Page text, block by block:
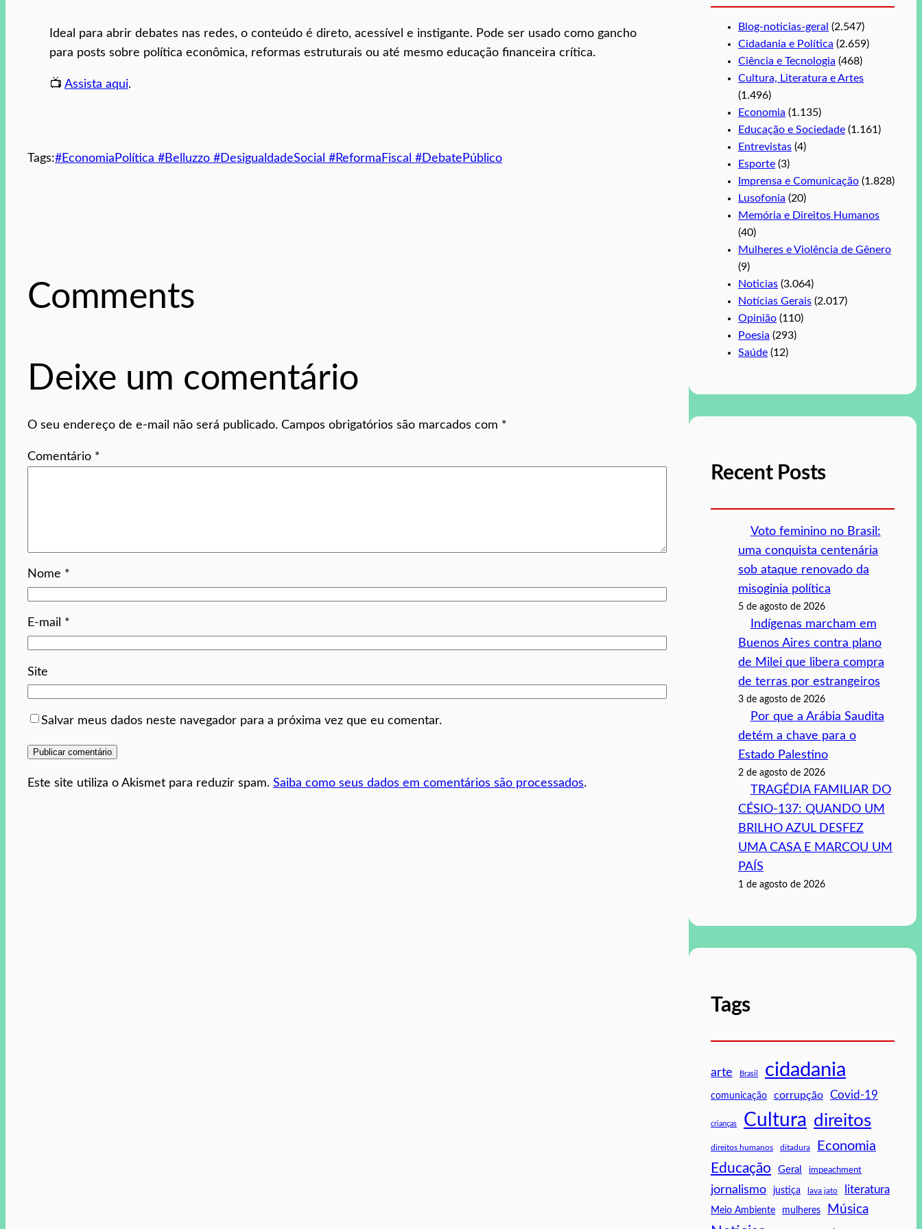
Ideal para abrir debates nas redes, o conteúdo é direto, acessível e instigante. Pode ser usado como gancho
para posts sobre política econômica, reformas estruturais ou até mesmo educação financeira crítica.
📺 Assista aqui.
Tags:#EconomiaPolítica #Belluzzo #DesigualdadeSocial #ReformaFiscal #DebatePúblico
Comments
Deixe um comentário
O seu endereço de e-mail não será publicado. Campos obrigatórios são marcados com *
Comentário *
Nome *
E-mail *
Site
Salvar meus dados neste navegador para a próxima vez que eu comentar.
Este site utiliza o Akismet para reduzir spam. Saiba como seus dados em comentários são processados.
Blog-noticias-geral (2.547)
Cidadania e Política (2.659)
Ciência e Tecnologia (468)
Cultura, Literatura e Artes
(1.496)
Economia (1.135)
Educação e Sociedade (1.161)
Entrevistas (4)
Esporte (3)
Imprensa e Comunicação (1.828)
Lusofonia (20)
Memória e Direitos Humanos
(40)
Mulheres e Violência de Gênero
(9)
Noticias (3.064)
Notícias Gerais (2.017)
Opinião (110)
Poesia (293)
Saúde (12)
Recent Posts
Voto feminino no Brasil:
uma conquista centenária
sob ataque renovado da
misoginia política
5 de agosto de 2026
Indígenas marcham em
Buenos Aires contra plano
de Milei que libera compra
de terras por estrangeiros
3 de agosto de 2026
Por que a Arábia Saudita
detém a chave para o
Estado Palestino
2 de agosto de 2026
TRAGÉDIA FAMILIAR DO
CÉSIO-137: QUANDO UM
BRILHO AZUL DESFEZ
UMA CASA E MARCOU UM
PAÍS
1 de agosto de 2026
Tags
arte Brasil cidadania
comunicação corrupção Covid-19
crianças Cultura direitos
direitos humanos ditadura Economia
Educação Geral impeachment
jornalismo justiça lava jato literatura
Meio Ambiente mulheres Música